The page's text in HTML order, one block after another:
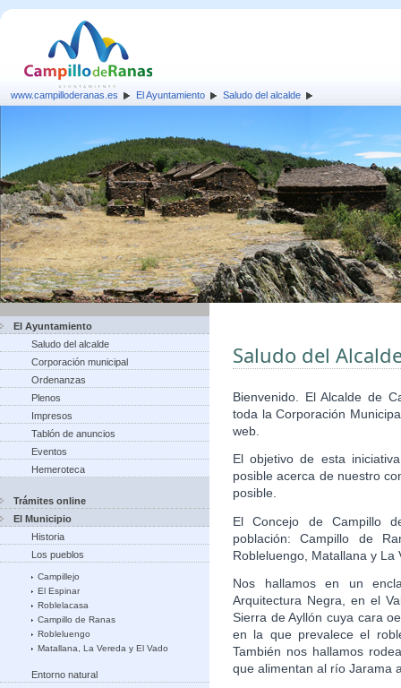
www.campilloderanas.es El Ayuntamiento Saludo del alcalde
El Ayuntamiento
Saludo del alcalde
Corporación municipal
Ordenanzas
Plenos
Impresos
Tablón de anuncios
Eventos
Hemeroteca
Trámites online
El Municipio
Historia
Los pueblos
Campillejo
El Espinar
Roblelacasa
Campillo de Ranas
Robleluengo
Matallana, La Vereda y El Vado
Entorno natural
Saludo del
Bienvenido. El Alcalde de
toda la Corporación
web.
El objetivo de esta
posible acerca de nuestro
posible.
El Concejo de Campillo
población: Campillo de
Robleluengo, Matallana y La
Nos hallamos en un
Arquitectura Negra, en el
Sierra de Ayllón cuya cara
en la que prevalece el
También nos hallamos
que alimentan al río Jarama